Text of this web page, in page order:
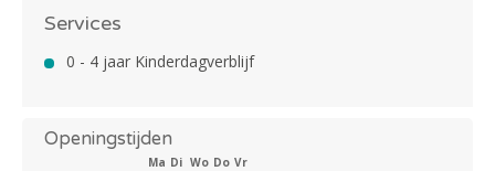
Services
0 - 4 jaar Kinderdagverblijf
Openingstijden
Ma Di Wo Do Vr